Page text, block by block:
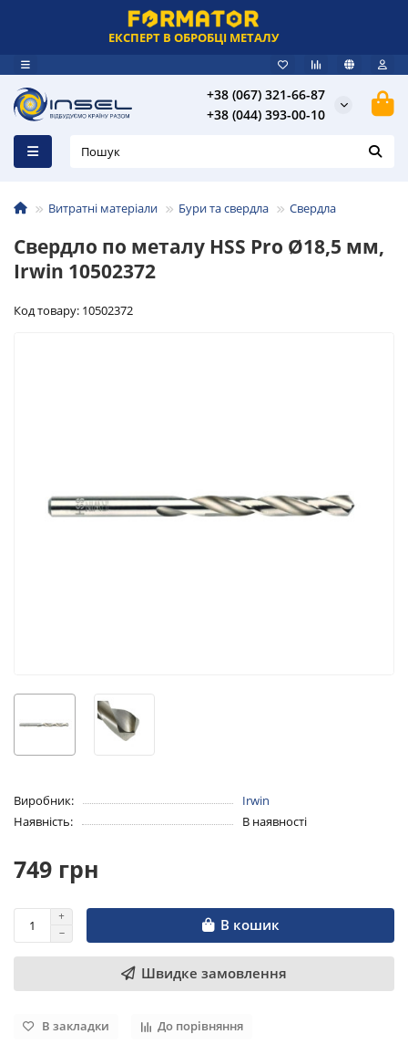
ЕКСПЕРТ В ОБРОБЦІ МЕТАЛУ
+38 (067) 321-66-87
+38 (044) 393-00-10
Витратні матеріали Бури та свердла Свердла
Свердло по металу HSS Pro Ø18,5 мм,
Irwin 10502372
Код товару: 10502372
Виробник:
Irwin
Наявність:
В наявності
749 грн
В кошик
Швидке замовлення
В закладки До порівняння